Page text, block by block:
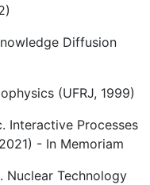
Diffusion
(UFRJ, 1999)
Interactive Processes
- In Memoriam
Nuclear Technology